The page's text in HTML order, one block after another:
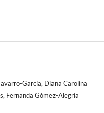
García, Diana Carolina
Fernanda Gómez-Alegría